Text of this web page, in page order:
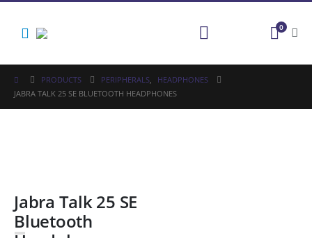
0
PRODUCTS PERIPHERALS,
HEADPHONES
JABRA TALK 25 SE BLUETOOTH HEADPHONES
Jabra Talk 25 SE
Bluetooth